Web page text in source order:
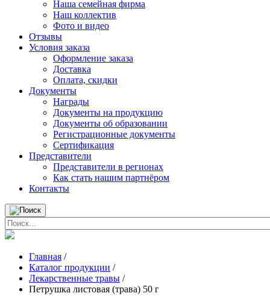
Наша семейная фирма
Наш коллектив
Фото и видео
Отзывы
Условия заказа
Оформление заказа
Доставка
Оплата, скидки
Документы
Награды
Документы на продукцию
Документы об образовании
Регистрационные документы
Сертификация
Представители
Представители в регионах
Как стать нашим партнёром
Контакты
Главная /
Каталог продукции /
Лекарственные травы /
Петрушка листовая (трава) 50 г